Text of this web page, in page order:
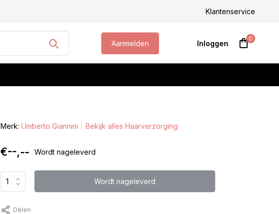
Klantenservice
Aanmelden Inloggen
0
Merk: Umberto Giannini Bekijk alles Haarverzorging
€--,-- Wordt nageleverd
Wordt nageleverd
Delen